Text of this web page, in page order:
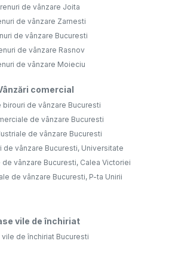
de vânzare Joita
de vânzare Zarnesti
de vânzare Bucuresti
de vânzare Rasnov
de vânzare Moieciu
comercial
birouri de vânzare Bucuresti
de vânzare Bucuresti
de vânzare Bucuresti
de vânzare Bucuresti, Universitate
vânzare Bucuresti, Calea Victoriei
de vânzare Bucuresti, P-ta Unirii
vile de închiriat
vile de închiriat Bucuresti